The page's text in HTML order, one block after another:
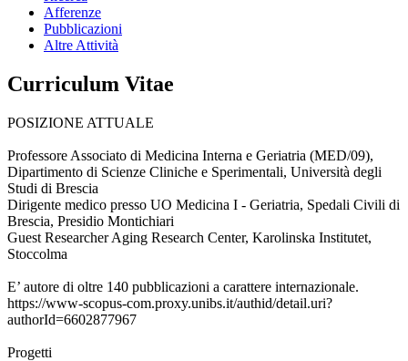
Afferenze
Pubblicazioni
Altre Attività
Curriculum Vitae
POSIZIONE ATTUALE
Professore Associato di Medicina Interna e Geriatria (MED/09),
Dipartimento di Scienze Cliniche e Sperimentali, Università degli
Studi di Brescia
Dirigente medico presso UO Medicina I - Geriatria, Spedali Civili di
Brescia, Presidio Montichiari
Guest Researcher Aging Research Center, Karolinska Institutet,
Stoccolma
E’ autore di oltre 140 pubblicazioni a carattere internazionale.
https://www-scopus-com.proxy.unibs.it/authid/detail.uri?
authorId=6602877967
Progetti